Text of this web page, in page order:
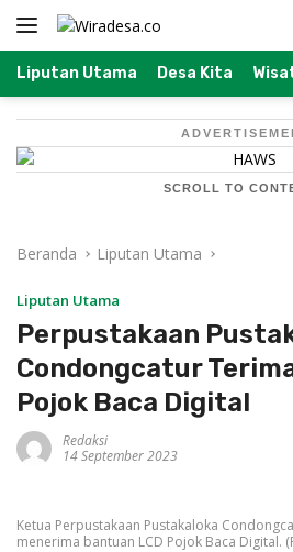
Langsung
Liputan Utama Desa Kita
SCROLL TO
Beranda Liputan Utama
Liputan Utama
Perpustakaan
Condongcatur
Pojok Baca Digital
Redaksi
14 September 2023
Ketua Perpustakaan Pustakaloka
menerima bantuan LCD Pojok Baca Digital.